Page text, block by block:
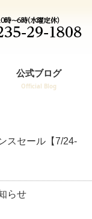
公式ブログ
Official Blog
スセール【7/24-
らせ